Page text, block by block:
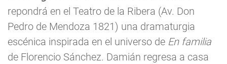
repondrá en el Teatro de la Ribera (Av. Don
Pedro de Mendoza 1821) una dramaturgia
escénica inspirada en el universo de En familia
de Florencio Sánchez. Damián regresa a casa